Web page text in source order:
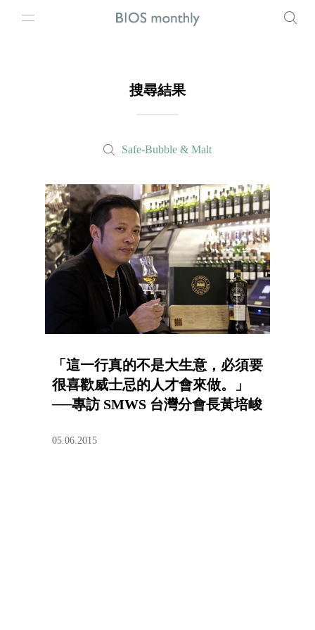
搜尋結果
Safe-Bubble & Malt
「這一行真的不是大生意，必須要
很喜歡威士忌的人才會來做。」
──專訪 SMWS 台灣分會長黃培峻
05.06.2015